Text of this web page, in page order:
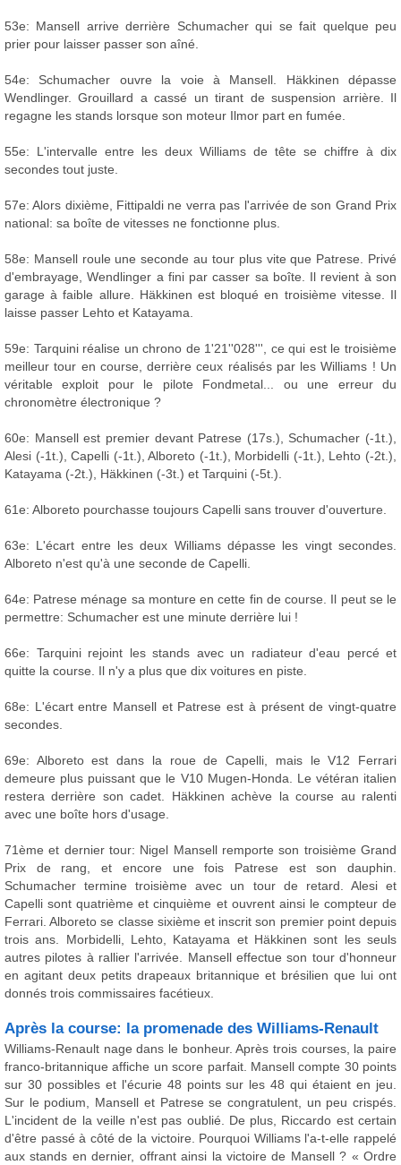
53e: Mansell arrive derrière Schumacher qui se fait quelque peu
prier pour laisser passer son aîné.
54e: Schumacher ouvre la voie à Mansell. Häkkinen dépasse
Wendlinger. Grouillard a cassé un tirant de suspension arrière. Il
regagne les stands lorsque son moteur Ilmor part en fumée.
55e: L'intervalle entre les deux Williams de tête se chiffre à dix
secondes tout juste.
57e: Alors dixième, Fittipaldi ne verra pas l'arrivée de son Grand Prix
national: sa boîte de vitesses ne fonctionne plus.
58e: Mansell roule une seconde au tour plus vite que Patrese. Privé
d'embrayage, Wendlinger a fini par casser sa boîte. Il revient à son
garage à faible allure. Häkkinen est bloqué en troisième vitesse. Il
laisse passer Lehto et Katayama.
59e: Tarquini réalise un chrono de 1'21''028''', ce qui est le troisième
meilleur tour en course, derrière ceux réalisés par les Williams ! Un
véritable exploit pour le pilote Fondmetal... ou une erreur du
chronomètre électronique ?
60e: Mansell est premier devant Patrese (17s.), Schumacher (-1t.),
Alesi (-1t.), Capelli (-1t.), Alboreto (-1t.), Morbidelli (-1t.), Lehto (-2t.),
Katayama (-2t.), Häkkinen (-3t.) et Tarquini (-5t.).
61e: Alboreto pourchasse toujours Capelli sans trouver d'ouverture.
63e: L'écart entre les deux Williams dépasse les vingt secondes.
Alboreto n'est qu'à une seconde de Capelli.
64e: Patrese ménage sa monture en cette fin de course. Il peut se le
permettre: Schumacher est une minute derrière lui !
66e: Tarquini rejoint les stands avec un radiateur d'eau percé et
quitte la course. Il n'y a plus que dix voitures en piste.
68e: L'écart entre Mansell et Patrese est à présent de vingt-quatre
secondes.
69e: Alboreto est dans la roue de Capelli, mais le V12 Ferrari
demeure plus puissant que le V10 Mugen-Honda. Le vétéran italien
restera derrière son cadet. Häkkinen achève la course au ralenti
avec une boîte hors d'usage.
71ème et dernier tour: Nigel Mansell remporte son troisième Grand
Prix de rang, et encore une fois Patrese est son dauphin.
Schumacher termine troisième avec un tour de retard. Alesi et
Capelli sont quatrième et cinquième et ouvrent ainsi le compteur de
Ferrari. Alboreto se classe sixième et inscrit son premier point depuis
trois ans. Morbidelli, Lehto, Katayama et Häkkinen sont les seuls
autres pilotes à rallier l'arrivée. Mansell effectue son tour d'honneur
en agitant deux petits drapeaux britannique et brésilien que lui ont
donnés trois commissaires facétieux.
Après la course: la promenade des Williams-Renault
Williams-Renault nage dans le bonheur. Après trois courses, la paire
franco-britannique affiche un score parfait. Mansell compte 30 points
sur 30 possibles et l'écurie 48 points sur les 48 qui étaient en jeu.
Sur le podium, Mansell et Patrese se congratulent, un peu crispés.
L'incident de la veille n'est pas oublié. De plus, Riccardo est certain
d'être passé à côté de la victoire. Pourquoi Williams l'a-t-elle rappelé
aux stands en dernier, offrant ainsi la victoire de Mansell ? « Ordre